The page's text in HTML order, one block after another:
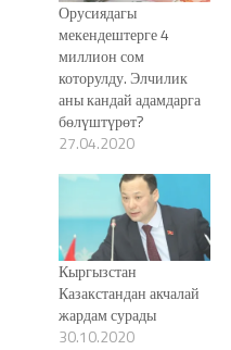
Орусиядагы
мекендештерге 4
миллион сом
которулду. Элчилик
аны кандай адамдарга
бөлүштүрөт?
27.04.2020
Кыргызстан
Казакстандан акчалай
жардам сурады
30.10.2020